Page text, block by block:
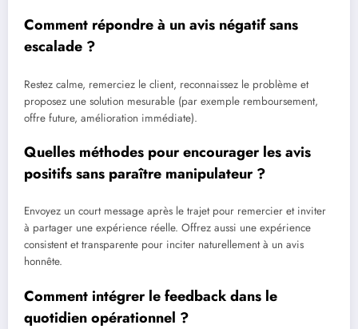
Comment répondre à un avis négatif sans
escalade ?
Restez calme, remerciez le client, reconnaissez le problème et
proposez une solution mesurable (par exemple remboursement,
offre future, amélioration immédiate).
Quelles méthodes pour encourager les avis
positifs sans paraître manipulateur ?
Envoyez un court message après le trajet pour remercier et inviter
à partager une expérience réelle. Offrez aussi une expérience
consistent et transparente pour inciter naturellement à un avis
honnête.
Comment intégrer le feedback dans le
quotidien opérationnel ?